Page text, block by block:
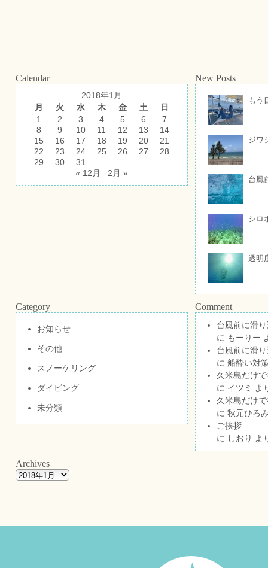
Calendar
2018年1月
月
火 水 木 金 土
日
1
2 3 4 5 6
7
8
9 10 11 12 13
14
15
16 17 18 19 20
21
22
23 24 25 26 27
28
29
30
31
« 12月
2月 »
New Posts
もう
ジワ
台風
シロ
透明
Category
お知らせ
その他
スノーケリング
ダイビング
未分類
Comment
台風前に滑
に もーりー
台風前に滑
に 船酔い対
久米島だけ
に イツミ
よ
久米島だけ
に 秋元ひろ
ご挨拶
に しおり よ
Archives